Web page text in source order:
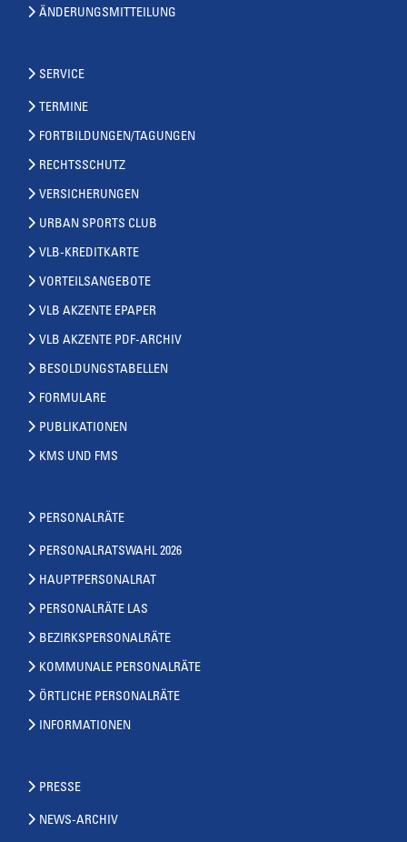
ÄNDERUNGSMITTEILUNG
SERVICE
TERMINE
FORTBILDUNGEN/TAGUNGEN
RECHTSSCHUTZ
VERSICHERUNGEN
URBAN SPORTS CLUB
VLB-KREDITKARTE
VORTEILSANGEBOTE
VLB AKZENTE EPAPER
VLB AKZENTE PDF-ARCHIV
BESOLDUNGSTABELLEN
FORMULARE
PUBLIKATIONEN
KMS UND FMS
PERSONALRÄTE
PERSONALRATSWAHL 2026
HAUPTPERSONALRAT
PERSONALRÄTE LAS
BEZIRKSPERSONALRÄTE
KOMMUNALE PERSONALRÄTE
ÖRTLICHE PERSONALRÄTE
INFORMATIONEN
PRESSE
NEWS-ARCHIV